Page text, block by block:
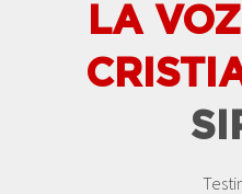
LA